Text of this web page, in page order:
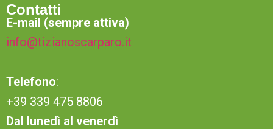
Contatti
E-mail (sempre attiva)
info@tizianoscarparo.it
Telefono:
+39 339 475 8806
Dal lunedì al venerdì